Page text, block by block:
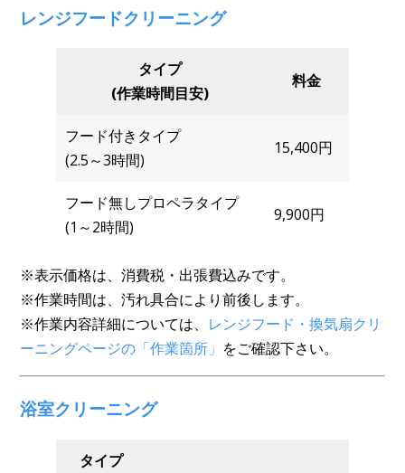
レンジフードクリーニング
タイプ
(作業時間目安)
料金
フード付きタイプ
(2.5～3時間)
15,400円
フード無しプロペラタイプ
(1～2時間)
9,900円
※表示価格は、消費税・出張費込みです。
※作業時間は、汚れ具合により前後します。
※作業内容詳細については、 レンジフード・換気扇クリ
ーニングページの「作業箇所」 をご確認下さい。
浴室クリーニング
タイプ